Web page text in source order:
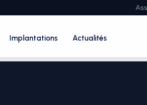
Implantations Actualités